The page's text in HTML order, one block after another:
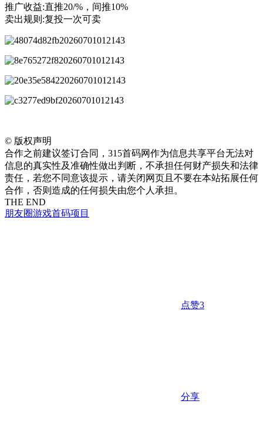
推广收益:直推20/%，间推10%
卖出规则:复投一次可卖
© 版权声明
合作之前建议签订合同，315首码网作为信息共享平台无法对
信息的真实性及准确性做出判断，不承担任何财产损失和法律
责任，若您不同意该提示，请关闭网页且不要在本站拓展任何
合作，否则造成的任何损失由您个人承担。
THE END
朋友圈游戏首码项目
点赞3
分享